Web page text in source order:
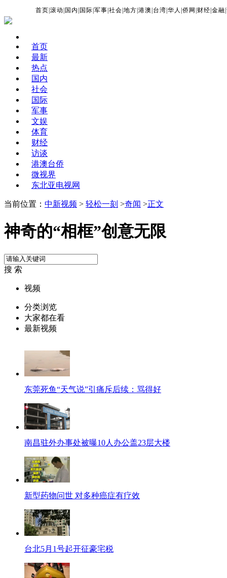
首页 |滚动 国内 国际 |军事 |社会 |地方 |港澳 台湾 |华人 |侨网 财经 |金融 |
首页
最新
热点
国内
社会
国际
军事
文娱
体育
财经
访谈
港澳台侨
微视界
东北亚电视网
当前位置： 中新视频 > 轻松一刻 >奇闻 >正文
神奇的“相框”创意无限
搜 索
视频
分类浏览
大家都在看
最新视频
东莞死鱼“天气说”引痛斥后续：骂得好
南昌驻外办事处被曝10人办公盖23层大楼
新型药物问世 对多种癌症有疗效
台北5月1号起开征豪宅税